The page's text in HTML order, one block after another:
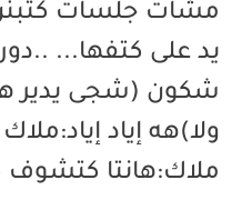
مشات جلسات
يد على كتفها...
شكون (شجى يدير
ولا)هه إياد
ملاك:هانتا